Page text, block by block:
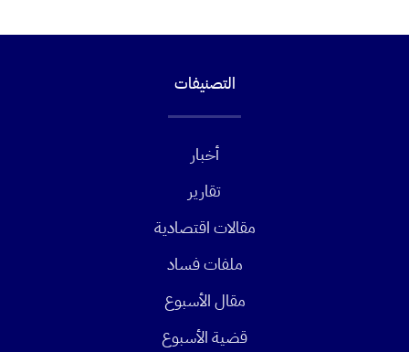
التصنيفات
أخبار
تقارير
مقالات اقتصادية
ملفات فساد
مقال الأسبوع
قضية الأسبوع